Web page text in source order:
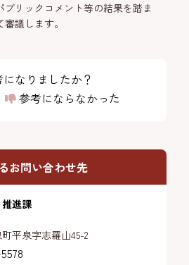
ブリックコメント等の結果を踏ま
議します。
なりましたか？
参考にならなかった
お問い合わせ先
進課
平泉字志羅山45-2